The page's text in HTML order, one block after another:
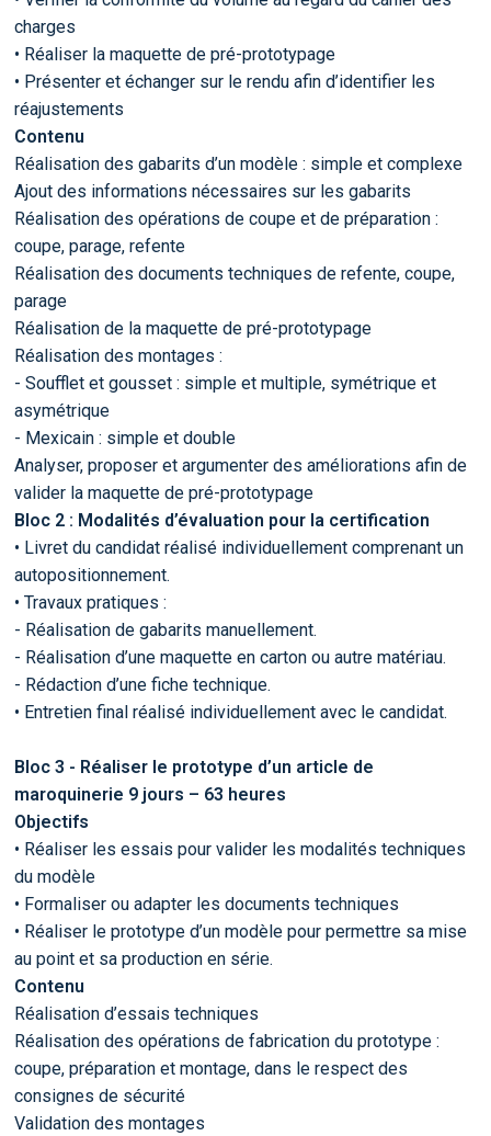
charges
• Réaliser la maquette de pré-prototypage
• Présenter et échanger sur le rendu afin d’identifier les
réajustements
Contenu
Réalisation des gabarits d’un modèle : simple et complexe
Ajout des informations nécessaires sur les gabarits
Réalisation des opérations de coupe et de préparation :
coupe, parage, refente
Réalisation des documents techniques de refente, coupe,
parage
Réalisation de la maquette de pré-prototypage
Réalisation des montages :
- Soufflet et gousset : simple et multiple, symétrique et
asymétrique
- Mexicain : simple et double
Analyser, proposer et argumenter des améliorations afin de
valider la maquette de pré-prototypage
Bloc 2 : Modalités d’évaluation pour la certification
• Livret du candidat réalisé individuellement comprenant un
autopositionnement.
• Travaux pratiques :
- Réalisation de gabarits manuellement.
- Réalisation d’une maquette en carton ou autre matériau.
- Rédaction d’une fiche technique.
• Entretien final réalisé individuellement avec le candidat.
Bloc 3 - Réaliser le prototype d’un article de
maroquinerie 9 jours – 63 heures
Objectifs
• Réaliser les essais pour valider les modalités techniques
du modèle
• Formaliser ou adapter les documents techniques
• Réaliser le prototype d’un modèle pour permettre sa mise
au point et sa production en série.
Contenu
Réalisation d’essais techniques
Réalisation des opérations de fabrication du prototype :
coupe, préparation et montage, dans le respect des
consignes de sécurité
Validation des montages